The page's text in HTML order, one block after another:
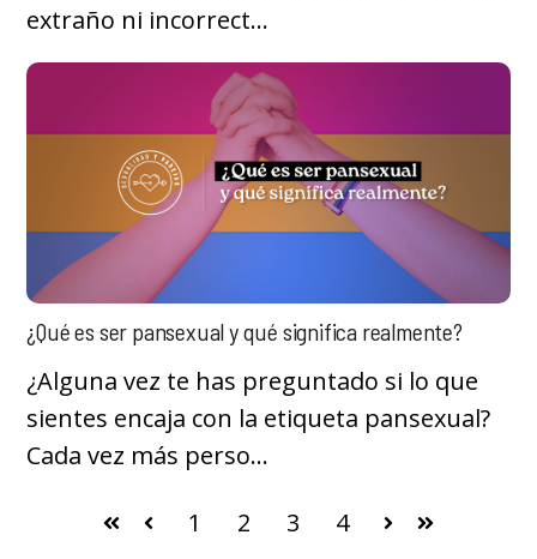
extraño ni incorrect...
¿Qué es ser pansexual y qué significa realmente?
¿Alguna vez te has preguntado si lo que
sientes encaja con la etiqueta pansexual?
Cada vez más perso...
Anterior
1 2 3 4